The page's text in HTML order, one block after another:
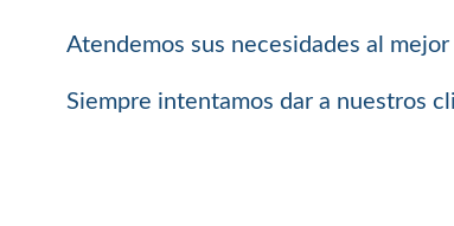
Atendemos sus necesidades al
Siempre intentamos dar a nuestros